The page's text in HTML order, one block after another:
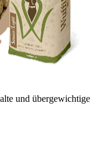
und übergewichtige